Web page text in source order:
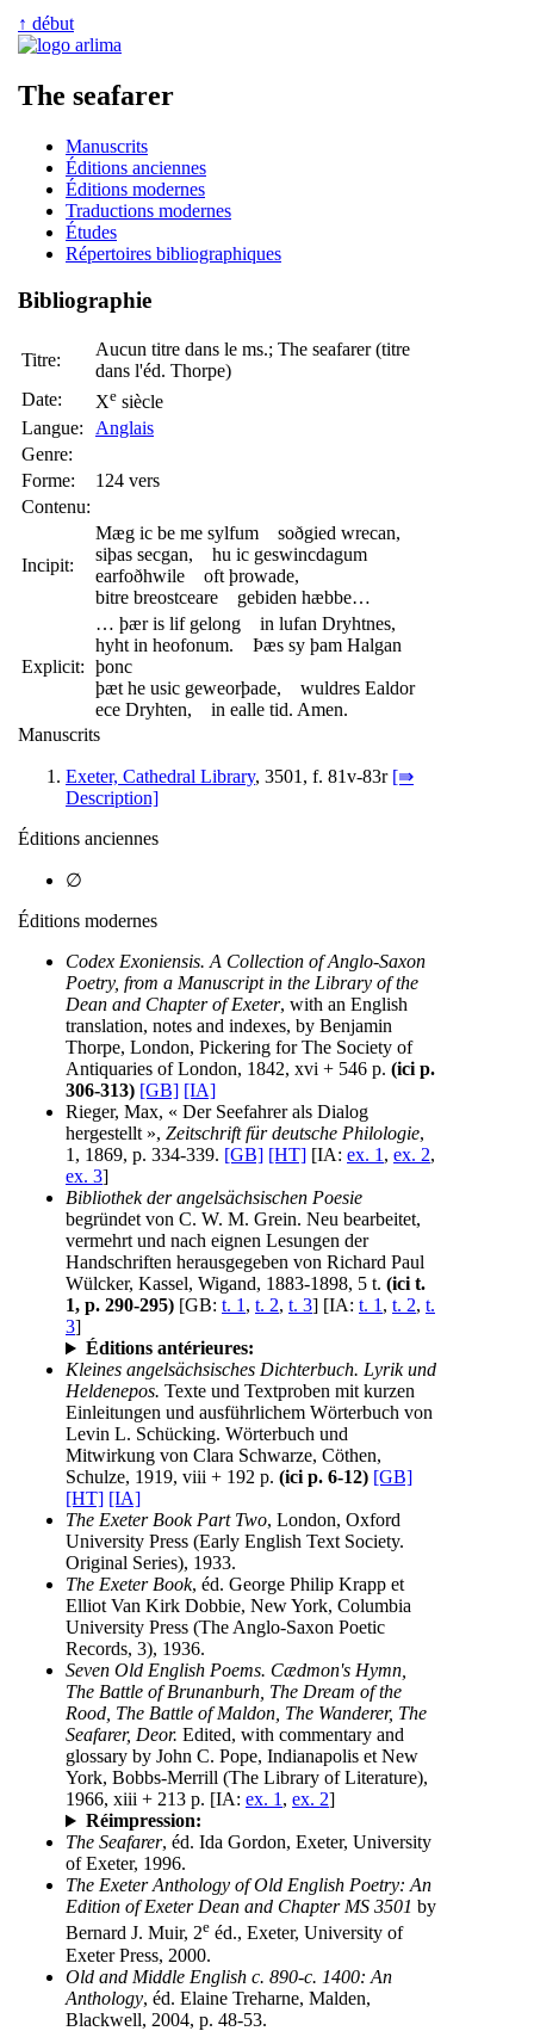
↑ début
The seafarer
Manuscrits
Éditions anciennes
Éditions modernes
Traductions modernes
Études
Répertoires bibliographiques
Bibliographie
Titre:
Aucun titre dans le ms.; The seafarer (titre
dans l'éd. Thorpe)
Date:
Xe siècle
Langue:
Anglais
Genre:
Forme:
124 vers
Contenu:
Incipit:
Mæg ic be me sylfum soðgied wrecan,
siþas secgan, hu ic geswincdagum
earfoðhwile oft þrowade,
bitre breostceare gebiden hæbbe…
Explicit:
… þær is lif gelong in lufan Dryhtnes,
hyht in heofonum. Þæs sy þam Halgan
þonc
þæt he usic geweorþade, wuldres Ealdor
ece Dryhten, in ealle tid. Amen.
Manuscrits
Exeter, Cathedral Library, 3501, f. 81v-83r [⇛
Description]
Éditions anciennes
∅
Éditions modernes
Codex Exoniensis. A Collection of Anglo-Saxon
Poetry, from a Manuscript in the Library of the
Dean and Chapter of Exeter, with an English
translation, notes and indexes, by Benjamin
Thorpe, London, Pickering for The Society of
Antiquaries of London, 1842, xvi + 546 p. (ici p.
306-313) [GB] [IA]
Rieger, Max, « Der Seefahrer als Dialog
hergestellt », Zeitschrift für deutsche Philologie,
1, 1869, p. 334-339. [GB] [HT] [IA: ex. 1 , ex. 2,
ex. 3]
Bibliothek der angelsächsischen Poesie
begründet von C. W. M. Grein. Neu bearbeitet,
vermehrt und nach eignen Lesungen der
Handschriften herausgegeben von Richard Paul
Wülcker, Kassel, Wigand, 1883-1898, 5 t. (ici t.
1, p. 290-295) [GB: t. 1 , t. 2, t. 3] [IA: t. 1 , t. 2, t.
3]
Éditions antérieures:
Kleines angelsächsisches Dichterbuch. Lyrik und
Heldenepos. Texte und Textproben mit kurzen
Einleitungen und ausführlichem Wörterbuch von
Levin L. Schücking. Wörterbuch und
Mitwirkung von Clara Schwarze, Cöthen,
Schulze, 1919, viii + 192 p. (ici p. 6-12) [GB]
[HT] [IA]
The Exeter Book Part Two, London, Oxford
University Press (Early English Text Society.
Original Series), 1933.
The Exeter Book, éd. George Philip Krapp et
Elliot Van Kirk Dobbie, New York, Columbia
University Press (The Anglo-Saxon Poetic
Records, 3), 1936.
Seven Old English Poems. Cædmon's Hymn,
The Battle of Brunanburh, The Dream of the
Rood, The Battle of Maldon, The Wanderer, The
Seafarer, Deor. Edited, with commentary and
glossary by John C. Pope, Indianapolis et New
York, Bobbs-Merrill (The Library of Literature),
1966, xiii + 213 p. [IA: ex. 1 , ex. 2]
Réimpression:
The Seafarer, éd. Ida Gordon, Exeter, University
of Exeter, 1996.
The Exeter Anthology of Old English Poetry: An
Edition of Exeter Dean and Chapter MS 3501 by
Bernard J. Muir, 2e éd., Exeter, University of
Exeter Press, 2000.
Old and Middle English c. 890-c. 1400: An
Anthology, éd. Elaine Treharne, Malden,
Blackwell, 2004, p. 48-53.